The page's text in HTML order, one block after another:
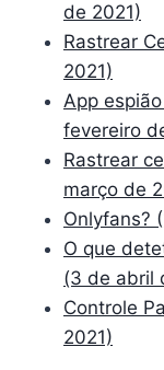
de 2021)
Rastrear
2021)
App
fevereiro
Rastrear
março de
Onlyfans?
O que
(3 de abril
Controle
2021)